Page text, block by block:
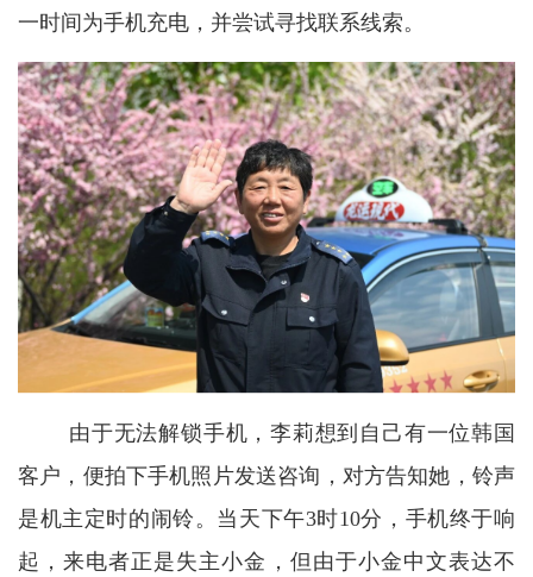
一时间为手机充电，并尝试寻找联系线索。
由于无法解锁手机，李莉想到自己有一位韩国
客户，便拍下手机照片发送咨询，对方告知她，铃声
是机主定时的闹铃。当天下午3时10分，手机终于响
起，来电者正是失主小金，但由于小金中文表达不